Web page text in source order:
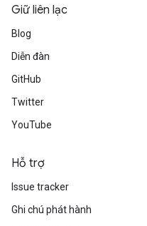
Giữ liên lạc
Blog
Diễn đàn
GitHub
Twitter
YouTube
Hỗ trợ
Issue tracker
Ghi chú phát hành